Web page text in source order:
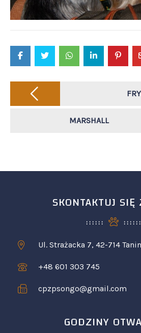
Post
navigation
MARSHALL
SKONTAKTUJ
Ul. Strażacka 7, 42-714
+48 601 303 745
cpzpsongo@gmail.com
GODZINY